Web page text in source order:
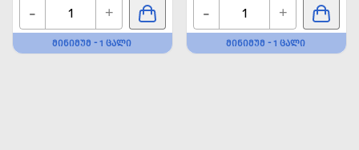
- +
ᲛᲘᲜᲘᲛᲣᲛ - 1 ᲪᲐᲚᲘ
- +
ᲛᲘᲜᲘᲛᲣᲛ - 1 ᲪᲐᲚᲘ